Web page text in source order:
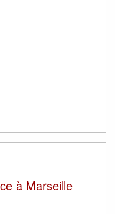
à Marseille